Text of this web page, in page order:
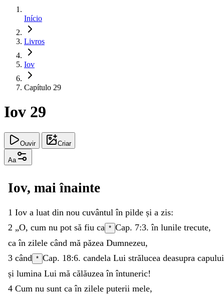
Início
Livros
Iov
Capítulo 29
Iov 29
Ouvir Criar
Aa
Iov, maiînainte
1 Iov a luat din nou cuvântulîn pilde și a zis:
2 „O, cum nu pot să fiu ca * Cap. 7:3. în lunile trecute,
caîn zilele când mă păzea Dumnezeu,
3 când * Cap. 18:6. candela Lui strălucea deasupra capului
și lumina Lui mă călăuzeaînîntuneric!
4 Cum nu sunt caîn zilele puterii mele,